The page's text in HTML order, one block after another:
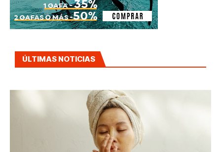
ÚLTIMAS NOTICIAS